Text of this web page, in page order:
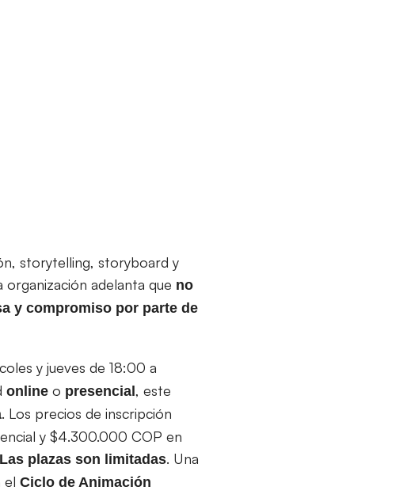
storytelling, storyboard y
adelanta que no
y compromiso por parte de
y jueves de 18:00 a
online o presencial , este
. Los precios de inscripción
y $4.300.000 COP en
Las plazas son limitadas. Una
el Ciclo de Animación